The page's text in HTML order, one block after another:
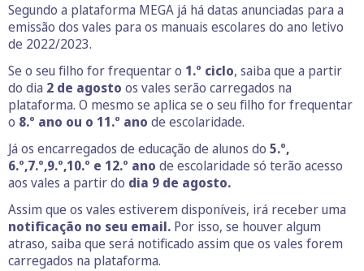
Segundo a plataforma MEGA já há datas anunciadas para a
emissão dos vales para os manuais escolares do ano letivo
de 2022/2023.
Se o seu filho for frequentar o 1.º ciclo, saiba que a partir
do dia 2 de agosto os vales serão carregados na
plataforma. O mesmo se aplica se o seu filho for frequentar
o 8.º ano ou o 11.º ano de escolaridade.
Já os encarregados de educação de alunos do 5.º,
6.º,7.º,9.º,10.º e 12.º ano de escolaridade só terão acesso
aos vales a partir do dia 9 de agosto.
Assim que os vales estiverem disponíveis, irá receber uma
notificação no seu email. Por isso, se houver algum
atraso, saiba que será notificado assim que os vales forem
carregados na plataforma.